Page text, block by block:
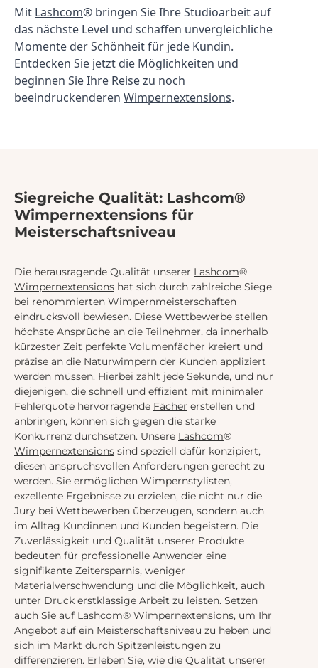
Mit Lashcom® bringen Sie Ihre Studioarbeit auf
das nächste Level und schaffen unvergleichliche
Momente der Schönheit für jede Kundin.
Entdecken Sie jetzt die Möglichkeiten und
beginnen Sie Ihre Reise zu noch
beeindruckenderen Wimpernextensions.
Siegreiche Qualität: Lashcom®
Wimpernextensions für
Meisterschaftsniveau
Die herausragende Qualität unserer Lashcom®
Wimpernextensions hat sich durch zahlreiche Siege
bei renommierten Wimpernmeisterschaften
eindrucksvoll bewiesen. Diese Wettbewerbe stellen
höchste Ansprüche an die Teilnehmer, da innerhalb
kürzester Zeit perfekte Volumenfächer kreiert und
präzise an die Naturwimpern der Kunden appliziert
werden müssen. Hierbei zählt jede Sekunde, und nur
diejenigen, die schnell und effizient mit minimaler
Fehlerquote hervorragende Fächer erstellen und
anbringen, können sich gegen die starke
Konkurrenz durchsetzen. Unsere Lashcom®
Wimpernextensions sind speziell dafür konzipiert,
diesen anspruchsvollen Anforderungen gerecht zu
werden. Sie ermöglichen Wimpernstylisten,
exzellente Ergebnisse zu erzielen, die nicht nur die
Jury bei Wettbewerben überzeugen, sondern auch
im Alltag Kundinnen und Kunden begeistern. Die
Zuverlässigkeit und Qualität unserer Produkte
bedeuten für professionelle Anwender eine
signifikante Zeitersparnis, weniger
Materialverschwendung und die Möglichkeit, auch
unter Druck erstklassige Arbeit zu leisten. Setzen
auch Sie auf Lashcom® Wimpernextensions, um Ihr
Angebot auf ein Meisterschaftsniveau zu heben und
sich im Markt durch Spitzenleistungen zu
differenzieren. Erleben Sie, wie die Qualität unserer